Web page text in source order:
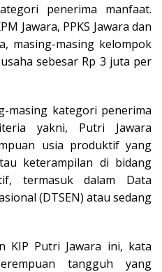
penerima manfaat.
Jawara, PPKS Jawara dan
masing-masing kelompok
sebesar Rp 3 juta per
masing kategori penerima
yakni, Putri Jawara
usia produktif yang
keterampilan di bidang
termasuk dalam Data
(DTSEN) atau sedang
KIP Putri Jawara ini, kata
tangguh yang